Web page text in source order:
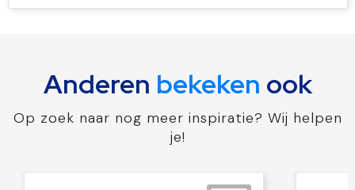
Anderen bekeken ook
Op zoek naar nog meer inspiratie? Wij helpen
je!